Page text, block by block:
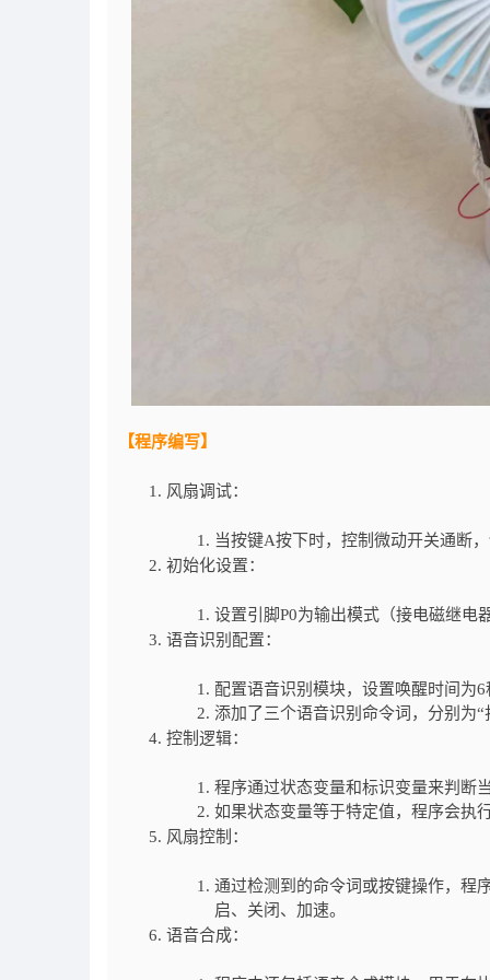
【程序编写】
风扇调试：
当按键A按下时，控制微动开关通断
初始化设置：
设置引脚P0为输出模式（接电磁继电
语音识别配置：
配置语音识别模块，设置唤醒时间为
添加了三个语音识别命令词，分别为
控制逻辑：
程序通过状态变量和标识变量来判断
如果状态变量等于特定值，程序会执
风扇控制：
通过检测到的命令词或按键操作，程
启、关闭、加速。
语音合成：